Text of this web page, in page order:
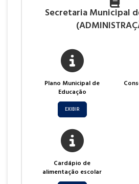
Secretaria Municipal
Plano Municipal de
Educação
EXIBIR
Cardápio de
alimentação escolar